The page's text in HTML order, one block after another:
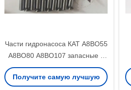
Части гидронасоса КАТ А8ВО55
А8ВО80 А8ВО107 запасные 5
месяцев гарантии
Получите самую лучшую